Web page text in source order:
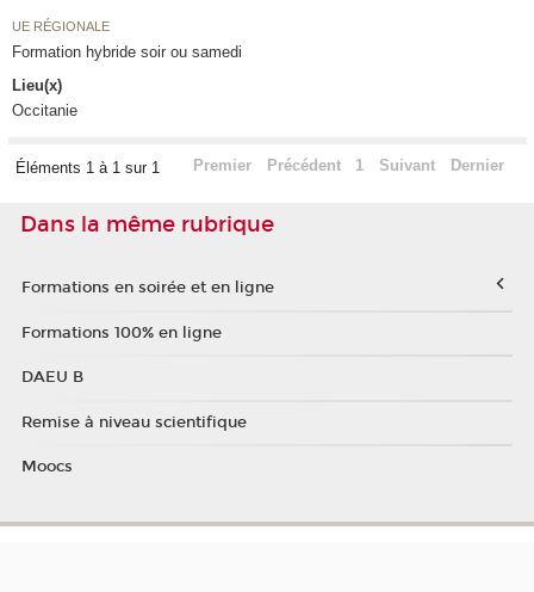
UE RÉGIONALE
Formation hybride soir ou samedi
Lieu(x)
Occitanie
Éléments 1 à 1 sur 1 Premier Précédent 1 Suivant Dernier
Dans la même rubrique
Formations en soirée et en ligne
Formations 100% en ligne
DAEU B
Remise à niveau scientifique
Moocs